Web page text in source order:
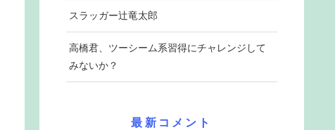
スラッガー辻竜太郎
高橋君、ツーシーム系習得にチャレンジして
みないか？
最新コメント